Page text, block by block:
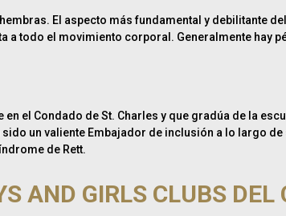
El aspecto más fundamental y debilitante
todo el movimiento corporal. Generalmente hay
el Condado de St. Charles y que gradúa de la
un valiente Embajador de inclusión a lo largo
de Rett.
AND GIRLS CLUBS DEL